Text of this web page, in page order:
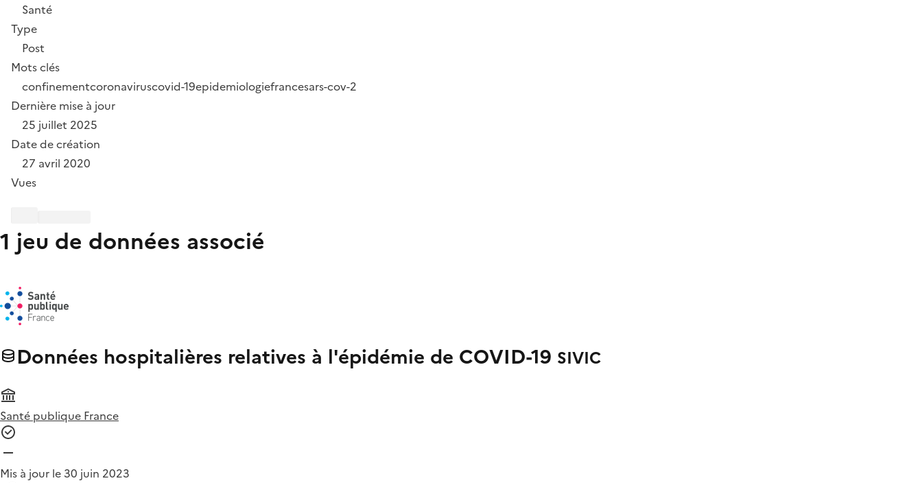
Santé
Type
Post
Mots clés
confinementcoronaviruscovid-19epidemiologiefrancesars-cov-2
Dernière mise à jour
25 juillet 2025
Date de création
27 avril 2020
Vues
1 jeu de données associé
Données hospitalières relatives à l'épidémie de COVID-19 SIVIC
Santé publique France
Mis à jour le 30 juin 2023